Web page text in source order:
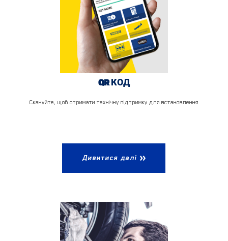
QR КОД
Скануйте, щоб отримати технічну підтримку для встановлення
Дивитися далі